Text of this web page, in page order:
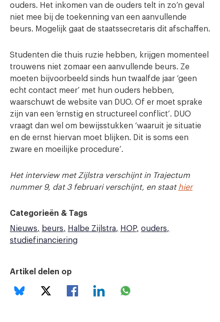
ouders. Het inkomen van de ouders telt in zo’n geval
niet mee bij de toekenning van een aanvullende
beurs. Mogelijk gaat de staatssecretaris dit afschaffen.
Studenten die thuis ruzie hebben, krijgen momenteel
trouwens niet zomaar een aanvullende beurs. Ze
moeten bijvoorbeeld sinds hun twaalfde jaar ‘geen
echt contact meer’ met hun ouders hebben,
waarschuwt de website van DUO. Of er moet sprake
zijn van een ‘ernstig en structureel conflict’. DUO
vraagt dan wel om bewijsstukken ‘waaruit je situatie
en de ernst hiervan moet blijken. Dit is soms een
zware en moeilijke procedure’.
Het interview met Zijlstra verschijnt in Trajectum
nummer 9, dat 3 februari verschijnt, en staat hier
Categorieën & Tags
Nieuws
beurs Halbe Zijlstra HOP ouders
studiefinanciering
Artikel delen op